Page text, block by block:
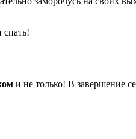
спать!
и не только! В завершение